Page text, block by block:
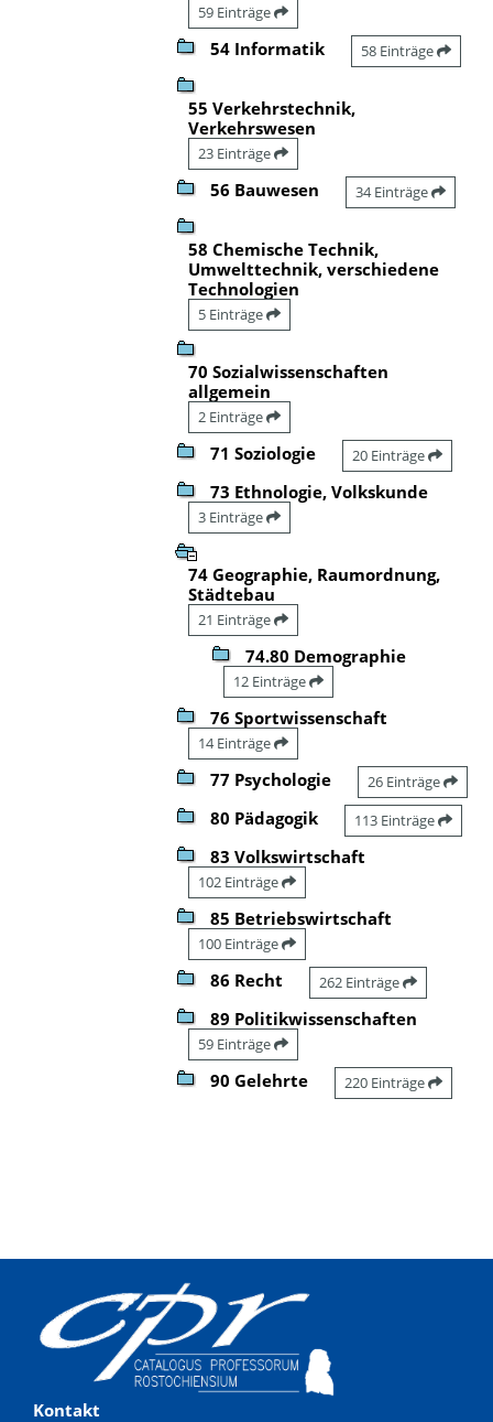
59 Einträge
54 Informatik 58 Einträge
55 Verkehrstechnik,
Verkehrswesen
23 Einträge
56 Bauwesen 34 Einträge
58 Chemische Technik,
Umwelttechnik, verschiedene
Technologien
5 Einträge
70 Sozialwissenschaften
allgemein
2 Einträge
71 Soziologie 20 Einträge
73 Ethnologie, Volkskunde
3 Einträge
74 Geographie, Raumordnung,
Städtebau
21 Einträge
74.80 Demographie
12 Einträge
76 Sportwissenschaft
14 Einträge
77 Psychologie 26 Einträge
80 Pädagogik 113 Einträge
83 Volkswirtschaft
102 Einträge
85 Betriebswirtschaft
100 Einträge
86 Recht 262 Einträge
89 Politikwissenschaften
59 Einträge
90 Gelehrte 220 Einträge
Kontakt